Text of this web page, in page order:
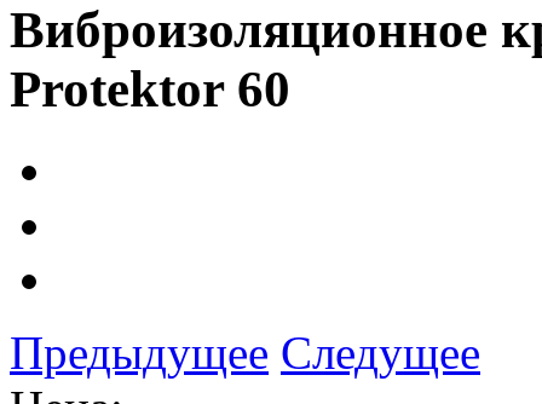
Виброизоляционное
Protektor 60
Предыдущее Следущее